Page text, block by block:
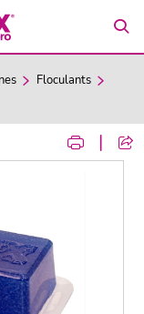
Floculants
|